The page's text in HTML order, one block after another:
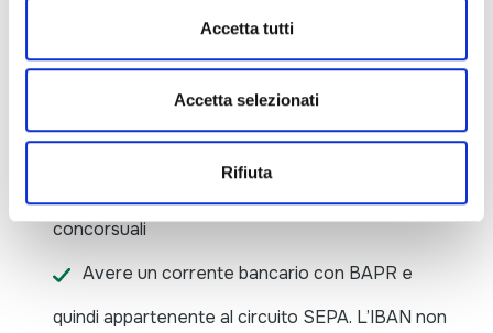
Accetta tutti
Accetta selezionati
Rifiuta
società di persone con almeno due anni di
operatività e un fatturato annuo consigliato di
almeno € 60.000
Non essere stato soggetto a procedure
concorsuali
Avere un corrente bancario con BAPR e
quindi appartenente al circuito SEPA. L’IBAN non